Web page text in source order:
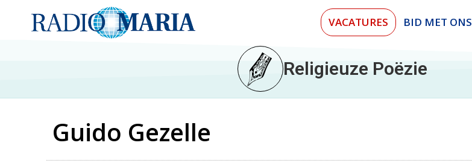
VACATURES BID MET ONS
Religieuze Poëzie
Guido Gezelle